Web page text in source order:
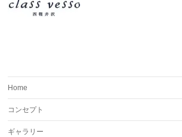
Home
コンセプト
ギャラリー